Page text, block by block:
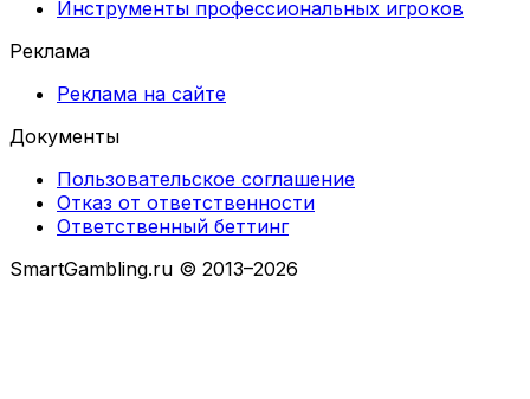
Инструменты профессиональных игроков
Реклама
Реклама на сайте
Документы
Пользовательское соглашение
Отказ от ответственности
Ответственный беттинг
SmartGambling.ru © 2013–2026